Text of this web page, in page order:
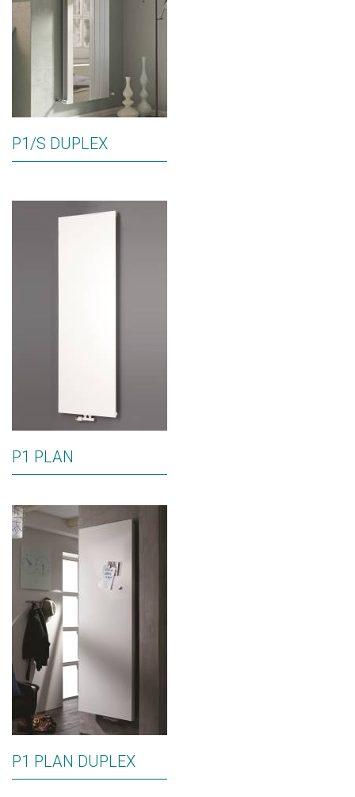
P1/S DUPLEX
P1 PLAN
P1 PLAN DUPLEX